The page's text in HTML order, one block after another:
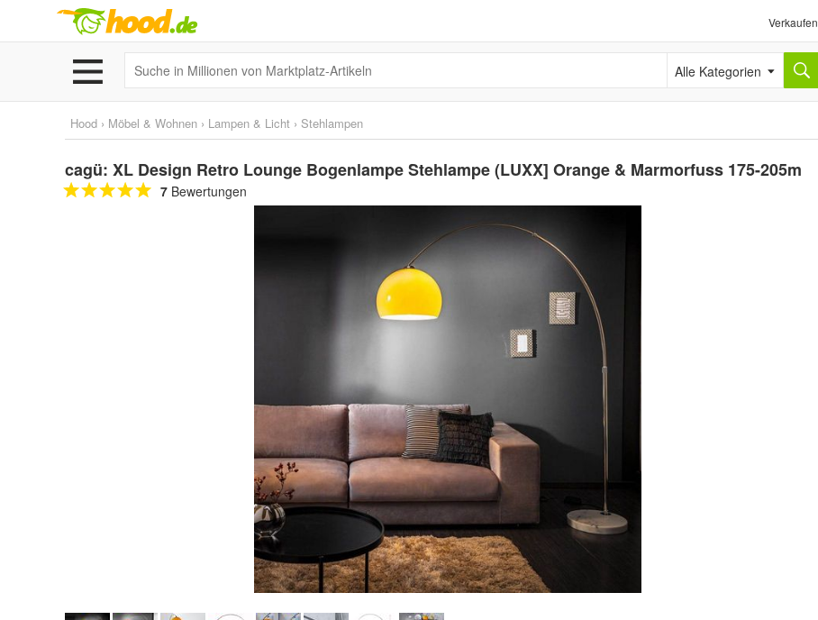
Verkaufen
Alle Kategorien
Hood › Möbel & Wohnen › Lampen & Licht › Stehlampen
cagü: XL Design Retro Lounge Bogenlampe Stehlampe (LUXX] Orange & Marmorfuss 175-205m
7 Bewertungen